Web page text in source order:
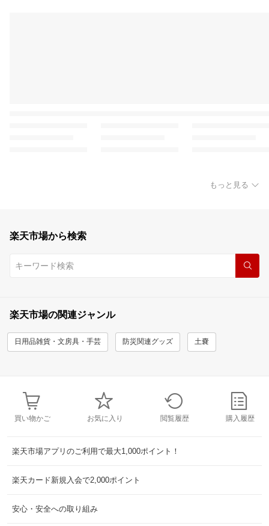
もっと見る
楽天市場から検索
楽天市場の関連ジャンル
日用品雑貨・文房具・手芸 防災関連グッズ 土嚢
買い物かご お気に入り 閲覧履歴 購入履歴
楽天市場アプリのご利用で最大1,000ポイント！
楽天カード新規入会で2,000ポイント
安心・安全への取り組み